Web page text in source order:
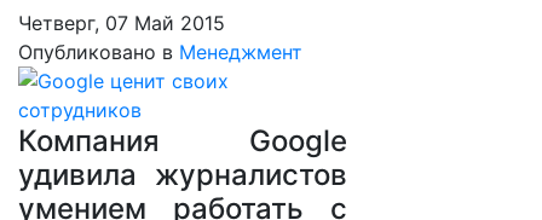
Четверг, 07 Май 2015
Опубликовано в Менеджмент
Компания Google
удивила журналистов
умением работать с